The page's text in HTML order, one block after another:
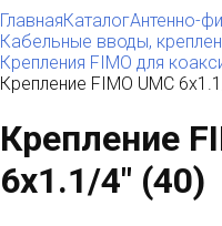
ГлавнаяКаталогАнтенно-
Кабельные вводы,
Крепления FIMO для
Крепление FIMO UMC
Крепление
6x1.1/4" (40)